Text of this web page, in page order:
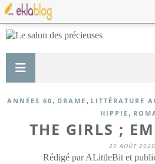
ANNÉES 60 , DRAME , LITTÉRATURE
HIPPIE ,
THE GIRLS ;
20 AOÛT 2020
Rédigé par ALittleBit et